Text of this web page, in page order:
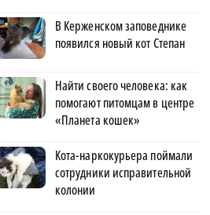
новая
в Нижнем
Дизайнер
В Керженском заповеднике
появился новый кот Степан
Найти своего человека: как
помогают питомцам в центре
«Планета кошек»
Кота-наркокурьера поймали
сотрудники исправительной
колонии